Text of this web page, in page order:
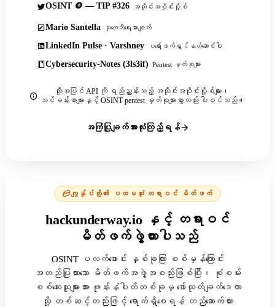
OSINT 🪙 — TIP #326 အသိုင်းအဝိုင်းပို့စ်
Mario Santella သုတေသီရေးသားချက်
LinkedIn Pulse · Varshney ပရော်ဖက်ရှင်နယ်ဆောင်းပါး
Cybersecurity-Notes (3ls3if) Pentest မှတ်စုများ
ထို့အပြင် API ကို ရည်ညွှန်းသည့် အသိုင်းအဝိုင်းပို့စ်များ၊
သင်ခန်းစာများနှင့် OSINT pentest မှတ်စုများစွာလည်း ပါဝင်သည်။
အကြံပြုချက်အားလုံးကြည့်ရန်
ကျွန်ုပ်တို့၏ ပထမဆုံး တရားဝင် မိတ်ဖက်
hackunderway.io နှင့် တရားဝင်
မိတ်ဖက်ဖွဲ့ထားပါသည်
OSINT ပလက်ဖောင်း နှစ်ခုကြား စစ်မှန်ကြောင်း
အတည်ပြုထားသော မိတ်ဖက်အဖွဲ့အစည်းဖြစ်ပြီး၊ စုံစမ်း
စစ်ဆေးသူများအား ဖုန်းနံပါတ်တစ်ခုမှ ဖော်ထုတ်ချက်ဒေတာ
သို့ တစ်ဆင့်တည်းဖြင့် ရောက်ရှိစေရန် တည်ဆောက်ထား